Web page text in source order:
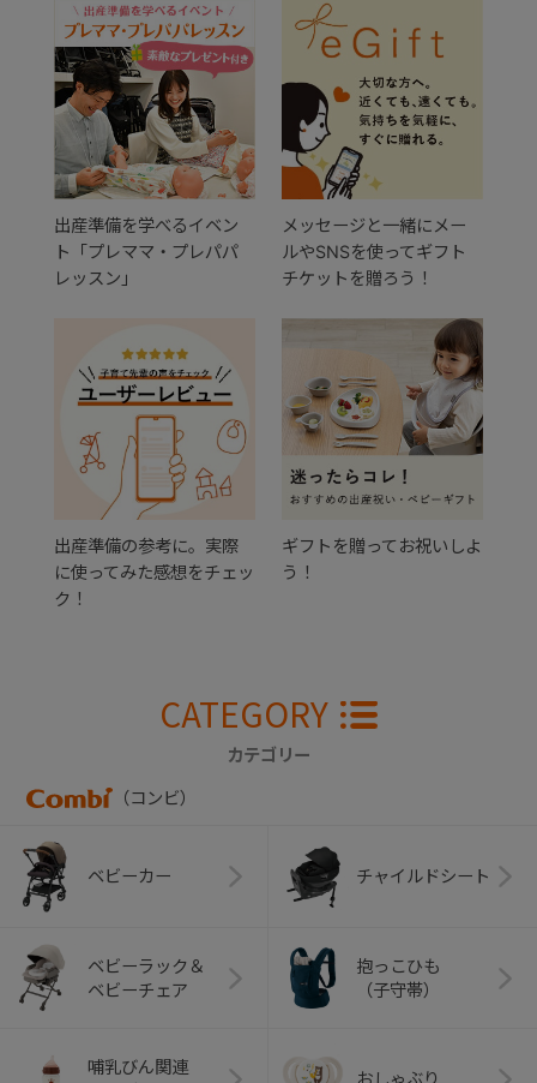
出産準備を学べるイベン
ト「プレママ・プレパパ
レッスン」
メッセージと一緒にメー
ルやSNSを使ってギフト
チケットを贈ろう！
出産準備の参考に。実際
に使ってみた感想をチェッ
ク！
ギフトを贈ってお祝いしよ
う！
CATEGORY
カテゴリー
（コンビ）
ベビーカー チャイルドシート
ベビーラック＆
ベビーチェア
抱っこひも
（子守帯）
哺乳びん関連